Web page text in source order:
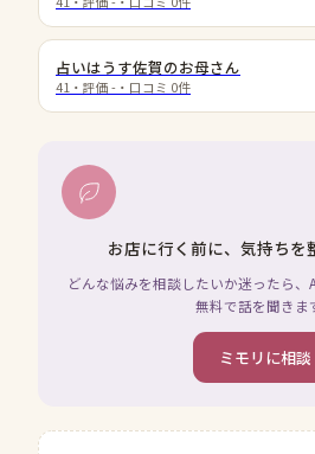
占いはうす佐賀のお母さん
41 ・評価 - ・口コミ 0件
お店に行く前に、気持ちを
どんな悩みを相談したいか迷ったら
無料で話を聞きま
ミモリに相談